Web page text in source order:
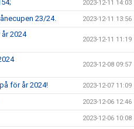
2023-12-11 14:03
23/24. 2023-12-11 13:56
2024
2023-12-11 11:19
2023-12-08 09:57
för år 2024! 2023-12-07 11:09
2023-12-06 12:46
2023-12-06 10:08